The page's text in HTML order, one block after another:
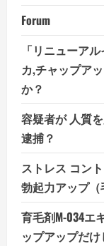
Forum
「リニューア
カ,チャップア
か？
容疑者が 人質
逮捕？
ストレス コン
勃起力アップ（
育毛剤M-034エ
ップアップだ